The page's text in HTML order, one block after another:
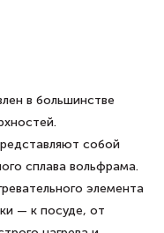
в большинстве
собой
сплава вольфрама.
элемента
— к посуде, от